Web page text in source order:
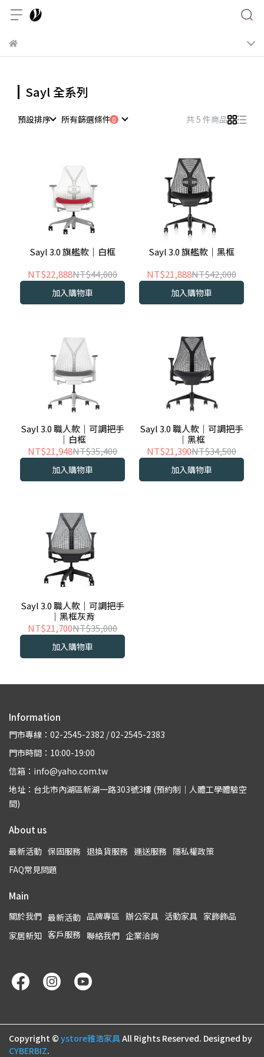
Sayl 全系列
預設排序 所有篩選條件 共 5 件商品
Sayl 3.0 旗艦款｜白框
NT$22,888NT$44,000
加入購物車
Sayl 3.0 旗艦款｜黑框
NT$21,888NT$42,000
加入購物車
Sayl 3.0 職人款｜可調把手
｜白框
NT$21,948NT$35,400
加入購物車
Sayl 3.0 職人款｜可調把手
｜黑框
NT$21,390NT$34,500
加入購物車
Sayl 3.0 職人款｜可調把手
｜黑框灰背
NT$21,700NT$35,000
加入購物車
Information
門市專線：02-2545-2382 / 02-2545-2383
門市時間：10:00-19:00
信箱：info@yaho.com.tw
地址：台北市內湖區新湖一路303號3樓 (預約制｜人體工學體驗空
間)
About us
最新活動 保固服務 退換貨服務 運送服務 隱私權政策
FAQ常見問題
Main
關於我們 最新活動 品牌專區 辦公家具 活動家具 家飾飾品
家居新知 客戶服務 聯絡我們 企業洽詢
Copyright © ystore雅浩家具All Rights Reserved. Designed by
CYBERBIZ.